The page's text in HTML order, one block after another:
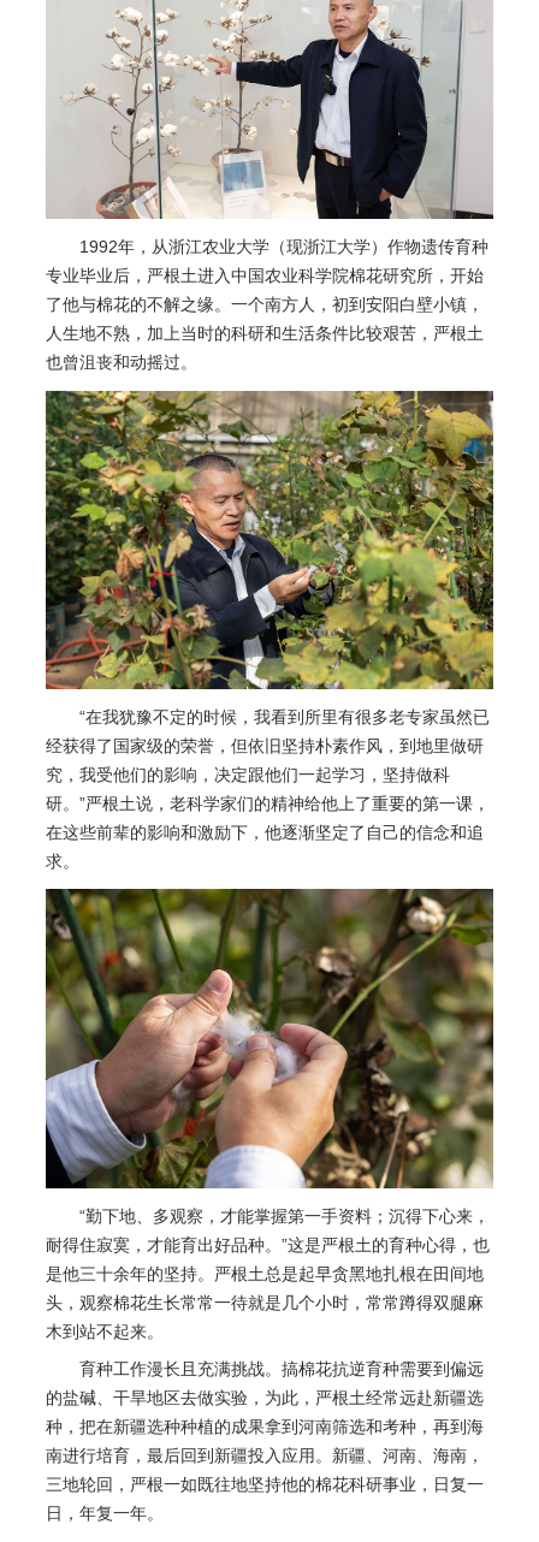
1992年，从浙江农业大学（现浙江大学）作物遗传育种
专业毕业后，严根土进入中国农业科学院棉花研究所，开始
了他与棉花的不解之缘。一个南方人，初到安阳白壁小镇，
人生地不熟，加上当时的科研和生活条件比较艰苦，严根土
也曾沮丧和动摇过。
“在我犹豫不定的时候，我看到所里有很多老专家虽然已
经获得了国家级的荣誉，但依旧坚持朴素作风，到地里做研
究，我受他们的影响，决定跟他们一起学习，坚持做科
研。”严根土说，老科学家们的精神给他上了重要的第一课，
在这些前辈的影响和激励下，他逐渐坚定了自己的信念和追
求。
“勤下地、多观察，才能掌握第一手资料；沉得下心来，
耐得住寂寞，才能育出好品种。”这是严根土的育种心得，也
是他三十余年的坚持。严根土总是起早贪黑地扎根在田间地
头，观察棉花生长常常一待就是几个小时，常常蹲得双腿麻
木到站不起来。
育种工作漫长且充满挑战。搞棉花抗逆育种需要到偏远
的盐碱、干旱地区去做实验，为此，严根土经常远赴新疆选
种，把在新疆选种种植的成果拿到河南筛选和考种，再到海
南进行培育，最后回到新疆投入应用。新疆、河南、海南，
三地轮回，严根一如既往地坚持他的棉花科研事业，日复一
日，年复一年。